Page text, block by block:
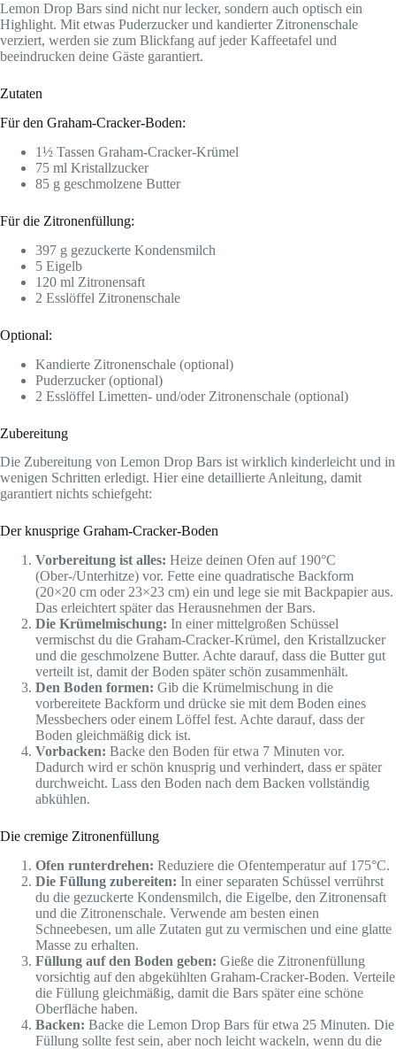
Lemon Drop Bars sind nicht nur lecker, sondern auch optisch ein
Highlight. Mit etwas Puderzucker und kandierter Zitronenschale
verziert, werden sie zum Blickfang auf jeder Kaffeetafel und
beeindrucken deine Gäste garantiert.
Zutaten
Für den Graham-Cracker-Boden:
1½ Tassen Graham-Cracker-Krümel
75 ml Kristallzucker
85 g geschmolzene Butter
Für die Zitronenfüllung:
397 g gezuckerte Kondensmilch
5 Eigelb
120 ml Zitronensaft
2 Esslöffel Zitronenschale
Optional:
Kandierte Zitronenschale (optional)
Puderzucker (optional)
2 Esslöffel Limetten- und/oder Zitronenschale (optional)
Zubereitung
Die Zubereitung von Lemon Drop Bars ist wirklich kinderleicht und in
wenigen Schritten erledigt. Hier eine detaillierte Anleitung, damit
garantiert nichts schiefgeht:
Der knusprige Graham-Cracker-Boden
Vorbereitung ist alles: Heize deinen Ofen auf 190°C
(Ober-/Unterhitze) vor. Fette eine quadratische Backform
(20×20 cm oder 23×23 cm) ein und lege sie mit Backpapier aus.
Das erleichtert später das Herausnehmen der Bars.
Die Krümelmischung: In einer mittelgroßen Schüssel
vermischst du die Graham-Cracker-Krümel, den Kristallzucker
und die geschmolzene Butter. Achte darauf, dass die Butter gut
verteilt ist, damit der Boden später schön zusammenhält.
Den Boden formen: Gib die Krümelmischung in die
vorbereitete Backform und drücke sie mit dem Boden eines
Messbechers oder einem Löffel fest. Achte darauf, dass der
Boden gleichmäßig dick ist.
Vorbacken: Backe den Boden für etwa 7 Minuten vor.
Dadurch wird er schön knusprig und verhindert, dass er später
durchweicht. Lass den Boden nach dem Backen vollständig
abkühlen.
Die cremige Zitronenfüllung
Ofen runterdrehen: Reduziere die Ofentemperatur auf 175°C.
Die Füllung zubereiten: In einer separaten Schüssel verrührst
du die gezuckerte Kondensmilch, die Eigelbe, den Zitronensaft
und die Zitronenschale. Verwende am besten einen
Schneebesen, um alle Zutaten gut zu vermischen und eine glatte
Masse zu erhalten.
Füllung auf den Boden geben: Gieße die Zitronenfüllung
vorsichtig auf den abgekühlten Graham-Cracker-Boden. Verteile
die Füllung gleichmäßig, damit die Bars später eine schöne
Oberfläche haben.
Backen: Backe die Lemon Drop Bars für etwa 25 Minuten. Die
Füllung sollte fest sein, aber noch leicht wackeln, wenn du die